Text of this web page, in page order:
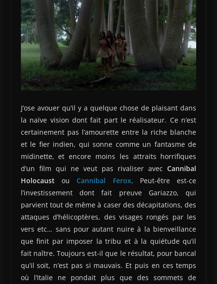
J’ose avouer qu’il y a quelque chose de plaisant dans
la naïve vision dont fait part le réalisateur. Ce n’est
certainement pas l’amourette entre la riche blanche
et le fier indien, qui sonne comme un fantasme de
midinette, et encore moins les attraits horrifiques
d’un film qui ne veut pas rivaliser avecCannibal
Holocaust ou Cannibal Ferox. Peut-être est-ce
l’investissement dont fait preuve Gariazzo, qui
parvient tout de même à caser des décapitations, des
attaques d’hélicoptères, des visages rongés par les
vers etc… sans pour autant nuire à la bienveillance
que finit par imposer la tribu et à la quiétude qu’il
fait naître. Toujours est-il que le résultat, pour bancal
qu’il soit, n’est pas si mauvais. Et puis en ces temps
où l’Italie ne pondait plus que des sommets de